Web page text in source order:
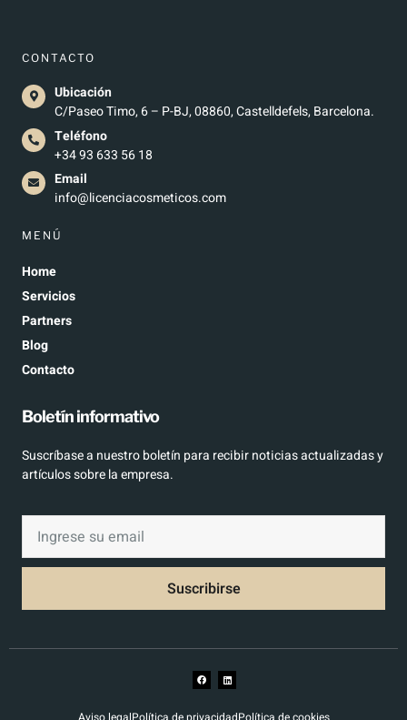
CONTACTO
Ubicación
C/Paseo Timo, 6 – P-BJ, 08860, Castelldefels, Barcelona.
Teléfono
+34 93 633 56 18
Email
info@licenciacosmeticos.com
MENÚ
Home
Servicios
Partners
Blog
Contacto
Boletín informativo
Suscríbase a nuestro boletín para recibir noticias actualizadas y
artículos sobre la empresa.
Suscribirse